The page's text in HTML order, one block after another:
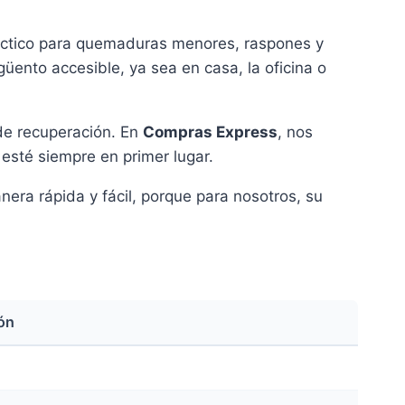
para quemaduras menores, raspones y
accesible, ya sea en casa, la oficina o
recuperación. En Compras Express, nos
siempre en primer lugar.
rápida y fácil, porque para nosotros, su